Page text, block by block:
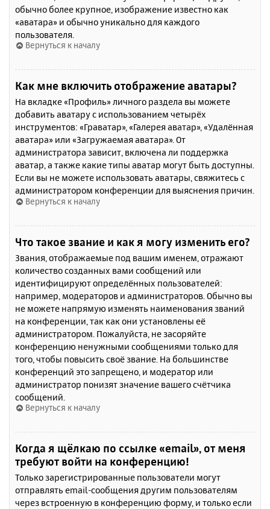
обычно более крупное, изображение известно как
«аватара» и обычно уникально для каждого
пользователя.
Вернуться к началу
Как мне включить отображение аватары?
На вкладке «Профиль» личного раздела вы можете
добавить аватару с использованием четырёх
инструментов: «Граватар», «Галерея аватар», «Удалённая
аватара» или «Загружаемая аватара». От
администратора зависит, включена ли поддержка
аватар, а также какие типы аватар могут быть доступны.
Если вы не можете использовать аватары, свяжитесь с
администратором конференции для выяснения причин.
Вернуться к началу
Что такое звание и как я могу изменить его?
Звания, отображаемые под вашим именем, отражают
количество созданных вами сообщений или
идентифицируют определённых пользователей:
например, модераторов и администраторов. Обычно вы
не можете напрямую изменять наименования званий
на конференции, так как они установлены её
администратором. Пожалуйста, не засоряйте
конференцию ненужными сообщениями только для
того, чтобы повысить своё звание. На большинстве
конференций это запрещено, и модератор или
администратор понизят значение вашего счётчика
сообщений.
Вернуться к началу
Когда я щёлкаю по ссылке «email», от меня
требуют войти на конференцию!
Только зарегистрированные пользователи могут
отправлять email-сообщения другим пользователям
через встроенную в конференцию форму, и только если